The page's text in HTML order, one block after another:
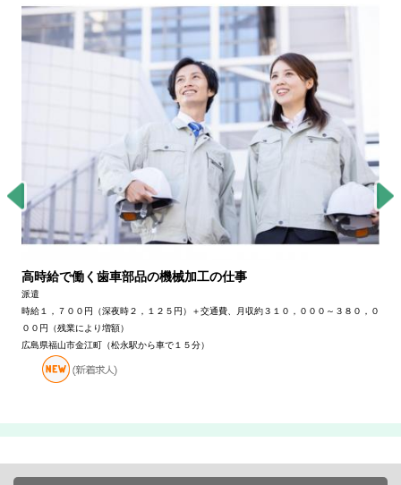
高時給で働く歯車部品の機械加工の仕事
派遣
時給１，７００円（深夜時２，１２５円）＋交通費、月収約３１０，０００～３８０，０
００円（残業により増額）
広島県福山市金江町（松永駅から車で１５分）